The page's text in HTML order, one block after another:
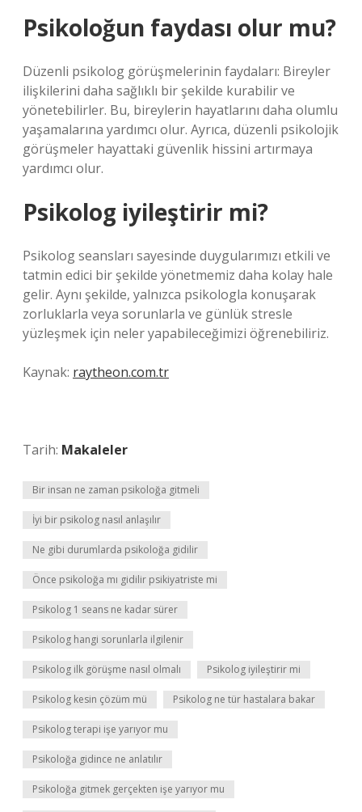
Psikoloğun faydası olur mu?
Düzenli psikolog görüşmelerinin faydaları: Bireyler
ilişkilerini daha sağlıklı bir şekilde kurabilir ve
yönetebilirler. Bu, bireylerin hayatlarını daha olumlu
yaşamalarına yardımcı olur. Ayrıca, düzenli psikolojik
görüşmeler hayattaki güvenlik hissini artırmaya
yardımcı olur.
Psikolog iyileştirir mi?
Psikolog seansları sayesinde duygularımızı etkili ve
tatmin edici bir şekilde yönetmemiz daha kolay hale
gelir. Aynı şekilde, yalnızca psikologla konuşarak
zorluklarla veya sorunlarla ve günlük stresle
yüzleşmek için neler yapabileceğimizi öğrenebiliriz.
Kaynak: raytheon.com.tr
Tarih: Makaleler
Bir insan ne zaman psikoloğa gitmeli
İyi bir psikolog nasıl anlaşılır
Ne gibi durumlarda psikoloğa gidilir
Önce psikoloğa mı gidilir psikiyatriste mi
Psikolog 1 seans ne kadar sürer
Psikolog hangi sorunlarla ilgilenir
Psikolog ilk görüşme nasıl olmalı Psikolog iyileştirir mi
Psikolog kesin çözüm mü Psikolog ne tür hastalara bakar
Psikolog terapi işe yarıyor mu
Psikoloğa gidince ne anlatılır
Psikoloğa gitmek gerçekten işe yarıyor mu